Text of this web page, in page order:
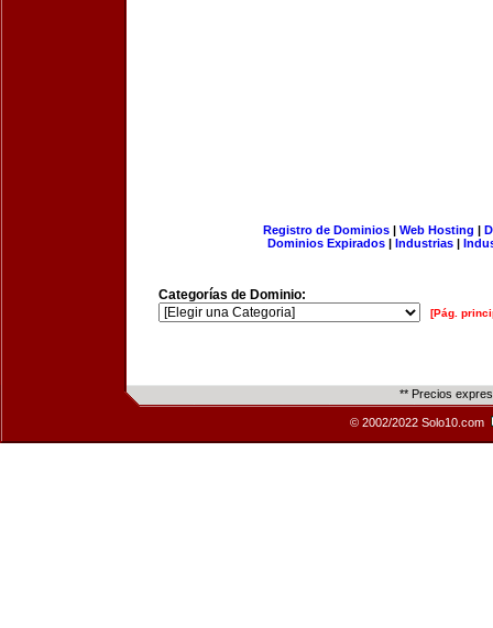
Registro de Dominios| Web Hosting |
Dominios Expirados | Industrias |
Categorías de Dominio:
[Pág.
** Precios
© 2002/2022 Solo10.com